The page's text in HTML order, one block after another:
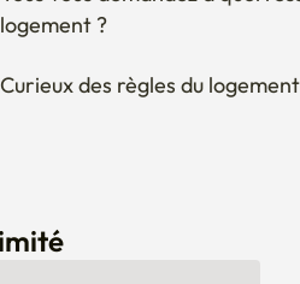
Curieux des règles du logement